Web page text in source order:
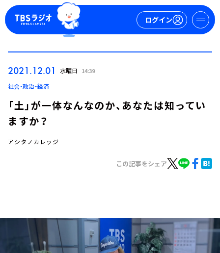
ログイン
お知らせ
イベント・グッズ
YouTube
2021.12.01 水曜日 14:39
社会・政治・経済
「土」が一体なんなのか、あなたは知ってい
ますか？
アシタノカレッジ
この記事をシェア